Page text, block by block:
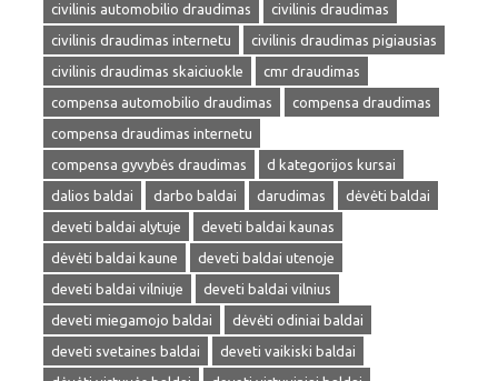
civilinis automobilio draudimas
civilinis draudimas
civilinis draudimas internetu
civilinis draudimas pigiausias
civilinis draudimas skaiciuokle
cmr draudimas
compensa automobilio draudimas
compensa draudimas
compensa draudimas internetu
compensa gyvybės draudimas
d kategorijos kursai
dalios baldai
darbo baldai darudimas
dėvėti baldai
deveti baldai alytuje
deveti baldai kaunas
dėvėti baldai kaune
deveti baldai utenoje
deveti baldai vilniuje
deveti baldai vilnius
deveti miegamojo baldai
dėvėti odiniai baldai
deveti svetaines baldai
deveti vaikiski baldai